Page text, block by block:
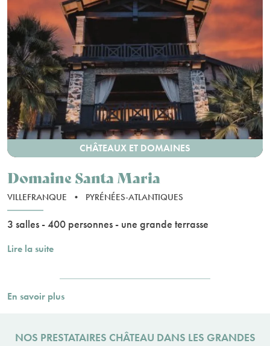
CHÂTEAUX ET DOMAINES
Domaine Santa Maria
VILLEFRANQUE • PYRÉNÉES-ATLANTIQUES
3 salles - 400 personnes - une grande terrasse
Lire la suite
En savoir plus
NOS PRESTATAIRES CHÂTEAU DANS LES GRANDES